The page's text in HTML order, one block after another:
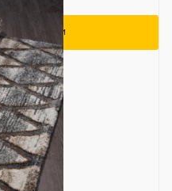
бесплатно